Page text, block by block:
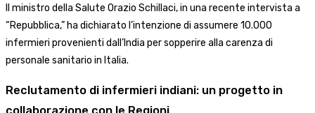
Il ministro della Salute Orazio Schillaci, in una recente intervista a
“Repubblica,” ha dichiarato l’intenzione di assumere 10.000
infermieri provenienti dall’India per sopperire alla carenza di
personale sanitario in Italia.
Reclutamento di infermieri indiani: un progetto in